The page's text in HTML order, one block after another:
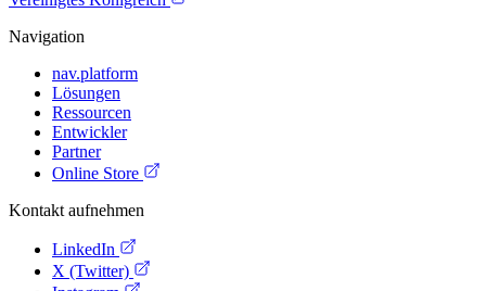
Navigation
nav.platform
Lösungen
Ressourcen
Entwickler
Partner
Online Store
Kontakt aufnehmen
LinkedIn
X (Twitter)